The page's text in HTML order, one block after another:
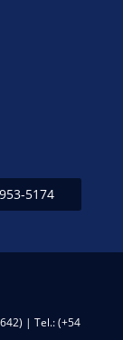
5174
| Tel.: (+54